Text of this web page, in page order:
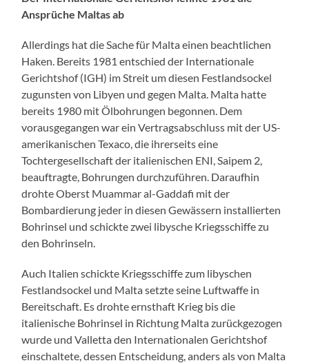
Ansprüche Maltas ab
Allerdings hat die Sache für Malta einen beachtlichen
Haken. Bereits 1981 entschied der Internationale
Gerichtshof (IGH) im Streit um diesen Festlandsockel
zugunsten von Libyen und gegen Malta. Malta hatte
bereits 1980 mit Ölbohrungen begonnen. Dem
vorausgegangen war ein Vertragsabschluss mit der US-
amerikanischen Texaco, die ihrerseits eine
Tochtergesellschaft der italienischen ENI, Saipem 2,
beauftragte, Bohrungen durchzuführen. Daraufhin
drohte Oberst Muammar al-Gaddafi mit der
Bombardierung jeder in diesen Gewässern installierten
Bohrinsel und schickte zwei libysche Kriegsschiffe zu
den Bohrinseln.
Auch Italien schickte Kriegsschiffe zum libyschen
Festlandsockel und Malta setzte seine Luftwaffe in
Bereitschaft. Es drohte ernsthaft Krieg bis die
italienische Bohrinsel in Richtung Malta zurückgezogen
wurde und Valletta den Internationalen Gerichtshof
einschaltete, dessen Entscheidung, anders als von Malta